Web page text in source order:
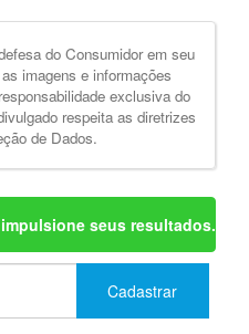
do Consumidor em seu
imagens e informações
exclusiva do
respeita as diretrizes
de Dados.
seus resultados.
Cadastrar